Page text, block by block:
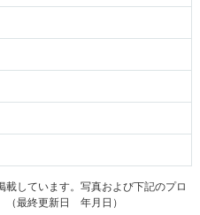
しています。写真および下記のプロ
（最終更新日 年月日）